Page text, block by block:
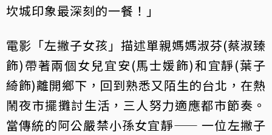
坎城印象最深刻的一餐！」
電影「左撇子女孩」描述單親媽媽淑芬(蔡淑臻
飾)帶著兩個女兒宜安(馬士媛飾)和宜靜(葉子
綺飾)離開鄉下，回到熟悉又陌生的台北，在熱
鬧夜市擺攤討生活，三人努力適應都市節奏。
當傳統的阿公嚴禁小孫女宜靜—— 一位左撇子